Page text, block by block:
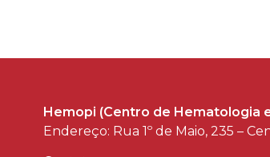
Hemopi (Centro de Hematologia
Endereço: Rua 1º de Maio, 235 –